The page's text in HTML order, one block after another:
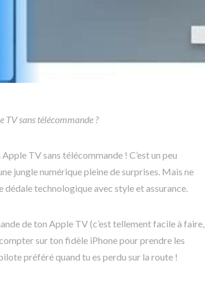
sans télécommande ?
TV sans télécommande ! C’est un peu
jungle numérique pleine de surprises. Mais ne
dédale technologique avec style et assurance.
de ton Apple TV (c’est tellement facile à faire,
sur ton fidèle iPhone pour prendre les
préféré quand tu es perdu sur la route !